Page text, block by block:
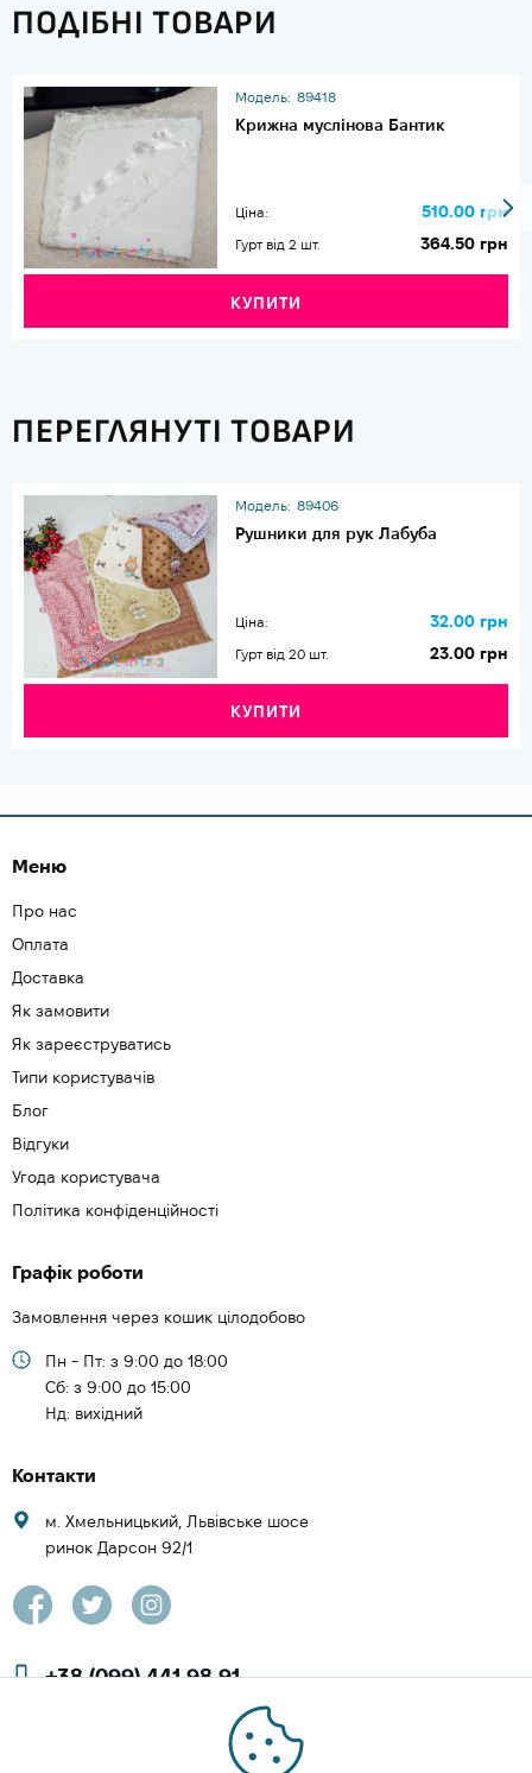
ПОДІБНІ ТОВАРИ
Модель: 89418
Крижна муслінова Бантик
Ціна: 510.00 грн
Гурт від 2 шт. 364.50 грн
КУПИТИ
ПЕРЕГЛЯНУТІ ТОВАРИ
Модель: 89406
Рушники для рук Лабуба
Ціна: 32.00 грн
Гурт від 20 шт. 23.00 грн
КУПИТИ
Меню
Про нас
Оплата
Доставка
Як замовити
Як зареєструватись
Типи користувачів
Блог
Відгуки
Угода користувача
Політика конфіденційності
Графік роботи
Замовлення через кошик цілодобово
Пн - Пт: з 9:00 до 18:00
Cб: з 9:00 до 15:00
Нд: вихідний
Контакти
м. Хмельницький, Львівське шосе
ринок Дарсон 92/1
+38 (099) 441 98 91
+38 (097) 423 08 00
zachesa86@gmail.com